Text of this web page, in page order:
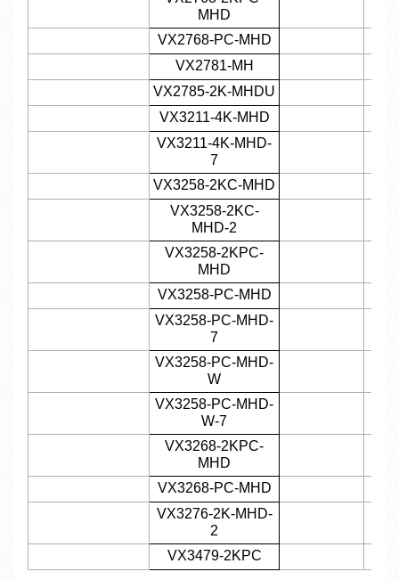
MHD
VX2768-PC-MHD
VX2781-MH
VX2785-2K-MHDU
VX3211-4K-MHD
VX3211-4K-MHD-
7
VX3258-2KC-MHD
VX3258-2KC-
MHD-2
VX3258-2KPC-
MHD
VX3258-PC-MHD
VX3258-PC-MHD-
7
VX3258-PC-MHD-
W
VX3258-PC-MHD-
W-7
VX3268-2KPC-
MHD
VX3268-PC-MHD
VX3276-2K-MHD-
2
VX3479-2KPC